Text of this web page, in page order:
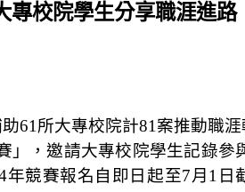
專校院學生分享職涯進路
61 所大專校院計81 案推動職
」，邀請大專校院學生記錄
年競賽報名自即日起至7月 1 日